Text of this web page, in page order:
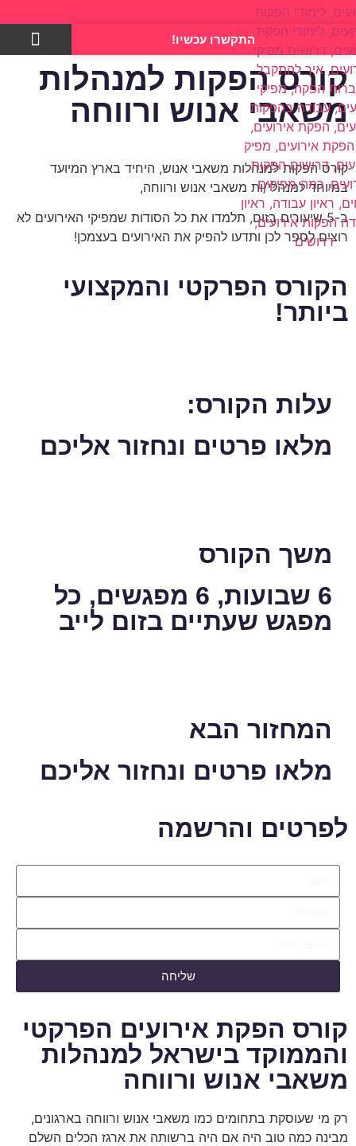
התקשרו עכשיו!
קורס הפקות למנהלות
משאבי אנוש ורווחה
קורס הפקות למנהלות משאבי אנוש, היחיד בארץ המיועד
במיוחד למנהלי/ות משאבי אנוש ורווחה,
ב-5 שיעורים בזום, תלמדו את כל הסודות שמפיקי האירועים לא
רוצים לספר לכן ותדעו להפיק את האירועים בעצמכן!
הקורס הפרקטי והמקצועי
ביותר!
עלות הקורס:
מלאו פרטים ונחזור אליכם
משך הקורס
6 שבועות, 6 מפגשים, כל
מפגש שעתיים בזום לייב
המחזור הבא
מלאו פרטים ונחזור אליכם
לפרטים והרשמה
שליחה
קורס הפקת אירועים הפרקטי
והממוקד בישראל למנהלות
משאבי אנוש ורווחה
רק מי שעוסקת בתחומים כמו משאבי אנוש ורווחה בארגונים,
מבינה כמה טוב היה אם היה ברשותה את ארגז הכלים השלם